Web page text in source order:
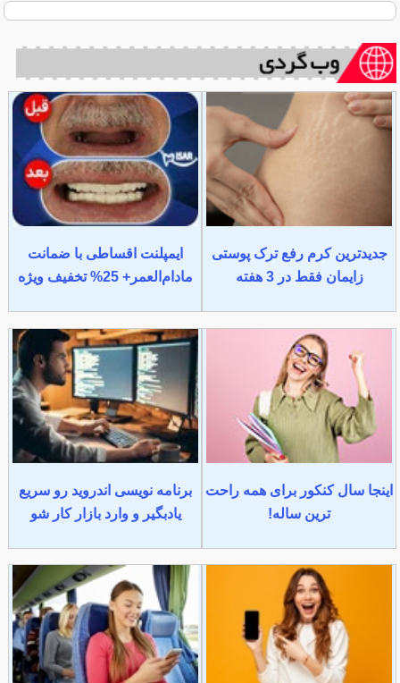
جدیدترین کرم رفع ترک پوستی
زایمان فقط در 3 هفته
ایمپلنت اقساطی با ضمانت
مادام‌العمر+ 25% تخفیف ویژه
اینجا سال کنکور برای همه راحت
ترین ساله!
برنامه نویسی اندروید رو سریع
یادبگیر و وارد بازار کار شو